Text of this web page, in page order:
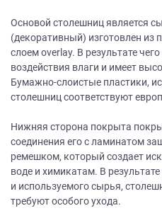
Основой столешниц является
(декоративный) изготовлен из
слоем overlay. В результате
воздействия влаги и имеет
Бумажно-слоистые пластики,
столешниц соответствуют
Нижняя сторона покрыта
соединения его с ламинатом
ремешком, который создает
воде и химикатам. В
и используемого сырья,
требуют особого ухода.